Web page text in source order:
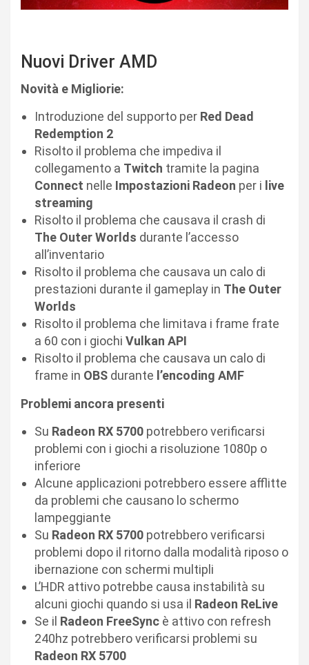
Nuovi Driver AMD
Novità e Migliorie:
Introduzione del supporto per Red Dead
Redemption 2
Risolto il problema che impediva il
collegamento a Twitch tramite la pagina
Connect nelle Impostazioni Radeon per i live
streaming
Risolto il problema che causava il crash di
The Outer Worlds durante l’accesso
all’inventario
Risolto il problema che causava un calo di
prestazioni durante il gameplay in The Outer
Worlds
Risolto il problema che limitava i frame frate
a 60 con i giochi Vulkan API
Risolto il problema che causava un calo di
frame in OBS durante l’encoding AMF
Problemi ancora presenti
Su Radeon RX 5700 potrebbero verificarsi
problemi con i giochi a risoluzione 1080p o
inferiore
Alcune applicazioni potrebbero essere afflitte
da problemi che causano lo schermo
lampeggiante
Su Radeon RX 5700 potrebbero verificarsi
problemi dopo il ritorno dalla modalità riposo o
ibernazione con schermi multipli
L’HDR attivo potrebbe causa instabilità su
alcuni giochi quando si usa il Radeon ReLive
Se il Radeon FreeSync è attivo con refresh
240hz potrebbero verificarsi problemi su
Radeon RX 5700